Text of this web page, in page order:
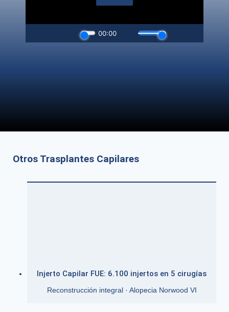
Otros Trasplantes Capilares
Injerto Capilar FUE: 6.100 injertos en 5 cirugías
Reconstrucción integral · Alopecia Norwood VI